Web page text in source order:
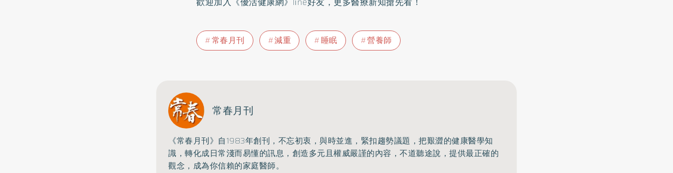
常春月刊 減重 睡眠 營養師
常春月刊
《常春月刊》自1983年創刊，不忘初衷，與時並進， 緊扣趨勢議題，把艱澀的健康醫學知
識， 轉化成日常淺而易懂的訊息，創造多元且權威嚴謹的內容， 不道聽途說，提供最正確的
觀念，成為你信賴的家庭醫師。